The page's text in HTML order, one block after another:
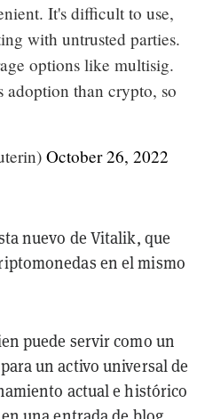
It's difficult to use,
with untrusted parties.
options like multisig.
adoption than crypto, so
October 26, 2022
nuevo de Vitalik, que
en el mismo
puede servir como un
un activo universal de
actual e histórico